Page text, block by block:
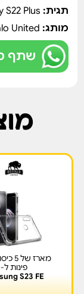
תגית: S22 Plus
מותג: United
שתף
מארז
פינות ל-
S23 FE